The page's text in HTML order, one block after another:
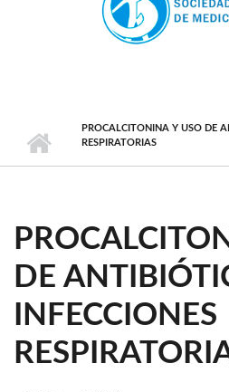
PROCALCITONINA Y USO DE
RESPIRATORIAS
DE
INFECCIONES